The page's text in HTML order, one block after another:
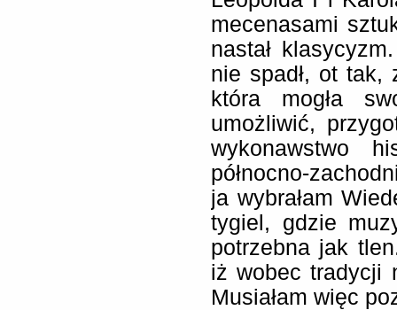
mecenasami
nastał
nie spadł, ot tak,
która mogła
umożliwić,
wykonawstwo
północno-
ja wybrałam
tygiel, gdzie
potrzebna jak
iż wobec tradycji
Musiałam więc